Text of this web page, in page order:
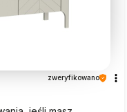
zweryfikowano